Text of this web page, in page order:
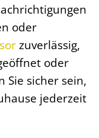
oder
zuverlässig,
oder
Sie sicher sein,
jederzeit